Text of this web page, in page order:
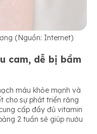
(Nguồn: Internet)
cam, dễ bị bầm
máu khỏe mạnh và
cho sự phát triển răng
cấp đầy đủ vitamin
2 tuần sẽ giúp nướu